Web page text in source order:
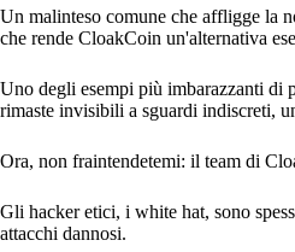
Un malinteso comune che affligge la
che rende CloakCoin un'alternativa
Uno degli esempi più imbarazzanti di
rimaste invisibili a sguardi indiscreti,
Ora, non fraintendetemi: il team di
Gli hacker etici, i white hat, sono
attacchi dannosi.